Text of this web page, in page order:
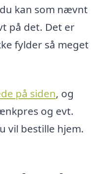
kan som nævnt
på det. Det er
fylder så meget
på siden, og
og evt.
vil bestille hjem.